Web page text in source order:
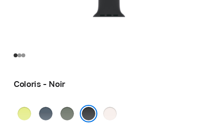
Coloris - Noir
JauneBleu
Gris
Rose